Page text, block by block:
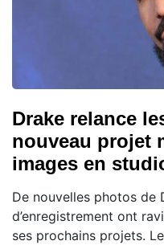
Drake relance
nouveau projet
images en
De nouvelles photos de
d’enregistrement ont
ses prochains projets.